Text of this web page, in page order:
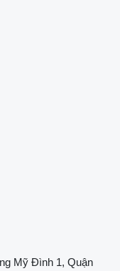
Mỹ Đình 1, Quận